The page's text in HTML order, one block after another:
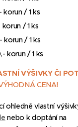
korun / 1 ks
/ 1 ks
korun / 1 ks
korun / 1 ks
VÝŠIVKY ČI
CENA!
ohledně vlastní
nebo k doptání na